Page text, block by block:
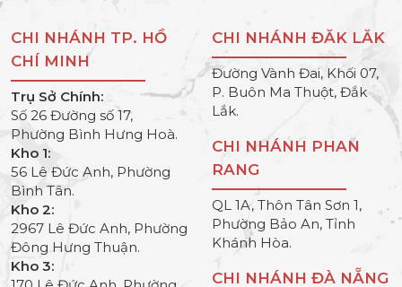
CHI NHÁNH TP. HỒ
CHÍ MINH
Trụ Sở Chính:
Số 26 Đường số 17,
Phường Bình Hưng Hoà.
Kho 1:
56 Lê Đức Anh, Phường
Bình Tân.
Kho 2:
2967 Lê Đức Anh, Phường
Đông Hưng Thuận.
Kho 3:
CHI NHÁNH ĐĂK LĂK
Đường Vành Đai, Khối 07,
P. Buôn Ma Thuột, Đắk
Lắk.
CHI NHÁNH PHAN
RANG
QL 1A, Thôn Tân Sơn 1,
Phường Bảo An, Tỉnh
Khánh Hòa.
CHI NHÁNH ĐÀ NẴNG